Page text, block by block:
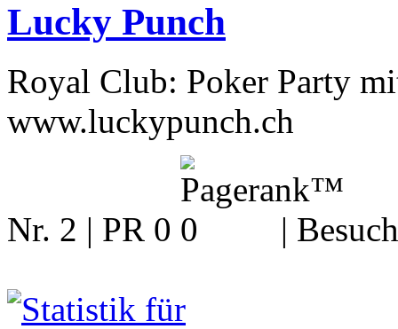
Lucky Punch
Royal Club: Poker Party
www.luckypunch.ch
Nr. 2 | PR 0 |